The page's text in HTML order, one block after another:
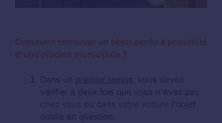
Comment retrouver un objet perdu à proximité
d'une piscine municipale ?
Dans un premier temps , vous devez
vérifier à deux fois que vous n'avez pas
ou dans
l'objet
oublié en question.